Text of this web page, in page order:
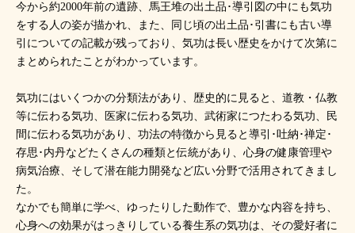
今から約2000年前の遺跡、馬王堆の出土品･導引図の中にも気功
をする人の姿が描かれ、また、同じ頃の出土品･引書にも古い導
引についての記載が残っており、気功は長い歴史をかけて次第に
まとめられたことがわかっています。
気功にはいくつかの分類法があり、歴史的に見ると、道教・仏教
等に伝わる気功、医家に伝わる気功、武術家につたわる気功、民
間に伝わる気功があり、功法の特徴から見ると導引･吐納･禅定･
存思･内丹などたくさんの種類と伝統があり、心身の健康管理や
病気治療、そして潜在能力開発など広い分野で活用されてきまし
た。
なかでも簡単に学べ、ゆったりした動作で、豊かな内容を持ち、
心身への効果がはっきりしている養生系の気功は、その愛好者に